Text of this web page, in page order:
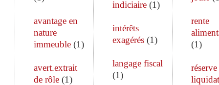
avantage en
nature
immeuble (1)
avert.extrait
de rôle (1)
indiciaire(1)
intérêts
exagérés(1)
langage fiscal
(1)
rente
(1)